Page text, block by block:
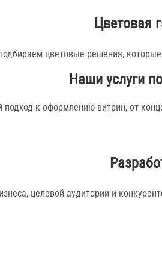
Цветовая
цветовые решения,
Наши услуги
к оформлению витрин, от
целевой аудитории и